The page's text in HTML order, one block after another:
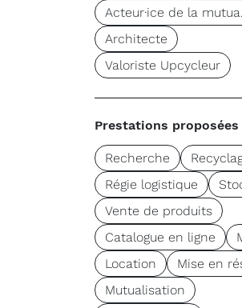
Acteur·ice de la
Architecte
Valoriste Upcycleur
Prestations proposées
Recherche
Régie logistique
Vente de produits
Catalogue en ligne
Location
Mise en
Mutualisation